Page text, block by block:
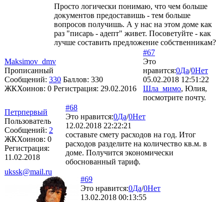
Просто логически понимаю, что чем больше
документов предоставишь - тем больше
вопросов получишь. А у нас на этом доме как
раз "писарь - адепт" живет. Посоветуйте - как
лучше составить предложение собственникам?
Maksimov_dmv
Прописанный
Сообщений: 330 Баллов: 330
ЖКХоинов: 0 Регистрация: 29.02.2016
#67
Это
нравится:0Да/0Нет
05.02.2018 12:51:22
Шла_мимо, Юлия,
посмотрите почту.
Петрпервый
Пользователь
Сообщений: 2
ЖКХоинов: 0
Регистрация:
11.02.2018
#68
Это нравится:0Да/0Нет
12.02.2018 22:22:21
составьте смету расходов на год. Итог
расходов разделите на количество кв.м. в
доме. Получится экономически
обоснованный тариф.
ukssk@mail.ru
#69
Это нравится:0Да/0Нет
13.02.2018 00:13:55